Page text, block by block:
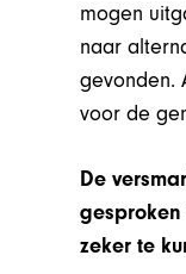
mogen
naar
gevonden.
voor de
De
zeker te